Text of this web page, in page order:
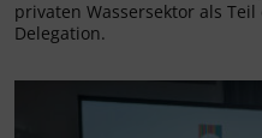
privaten Wassersektor als
Delegation.